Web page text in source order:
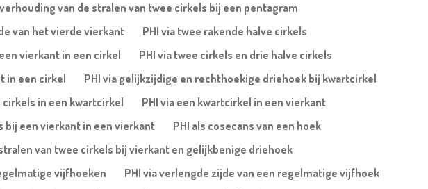
verhouding van de stralen van twee cirkels bij een pentagram
van het vierde vierkant
PHI via twee rakende halve cirkels
vierkant in een cirkel
PHI via twee cirkels en drie halve cirkels
in een cirkel
PHI via gelijkzijdige en rechthoekige driehoek bij kwartcirkel
cirkels in een kwartcirkel
PHI via een kwartcirkel in een vierkant
bij een vierkant in een vierkant
PHI als cosecans van een hoek
van twee cirkels bij vierkant en gelijkbenige driehoek
vijfhoeken
PHI via verlengde zijde van een regelmatige vijfhoek